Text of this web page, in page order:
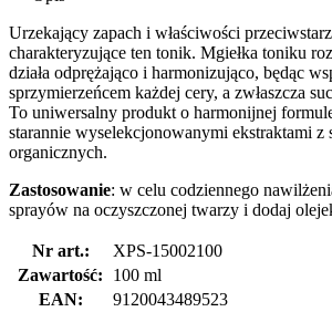
Urzekający zapach i właściwości
charakteryzujące ten tonik. Mgiełka toniku
działa odprężająco i harmonizująco, będąc
sprzymierzeńcem każdej cery, a zwłaszcza
To uniwersalny produkt o harmonijnej
starannie wyselekcjonowanymi ekstraktami z
organicznych.
Zastosowanie: w celu codziennego
sprayów na oczyszczonej twarzy i dodaj
Nr art.:
XPS-15002100
Zawartość:
100 ml
EAN:
9120043489523